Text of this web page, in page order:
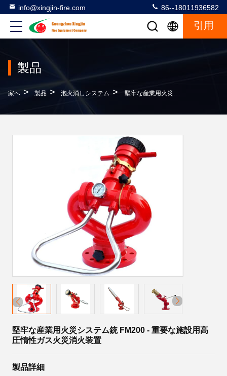
info@xingjin-fire.com 86--18011936582
引用
製品
家へ > 製品 > 泡火消しシステム > 堅牢な産業用火災システム銃 FM200 - 重要な施設用高圧惰性ガス火災消火装置
堅牢な産業用火災システム銃 FM200 - 重要な施設用高
圧惰性ガス火災消火装置
製品詳細